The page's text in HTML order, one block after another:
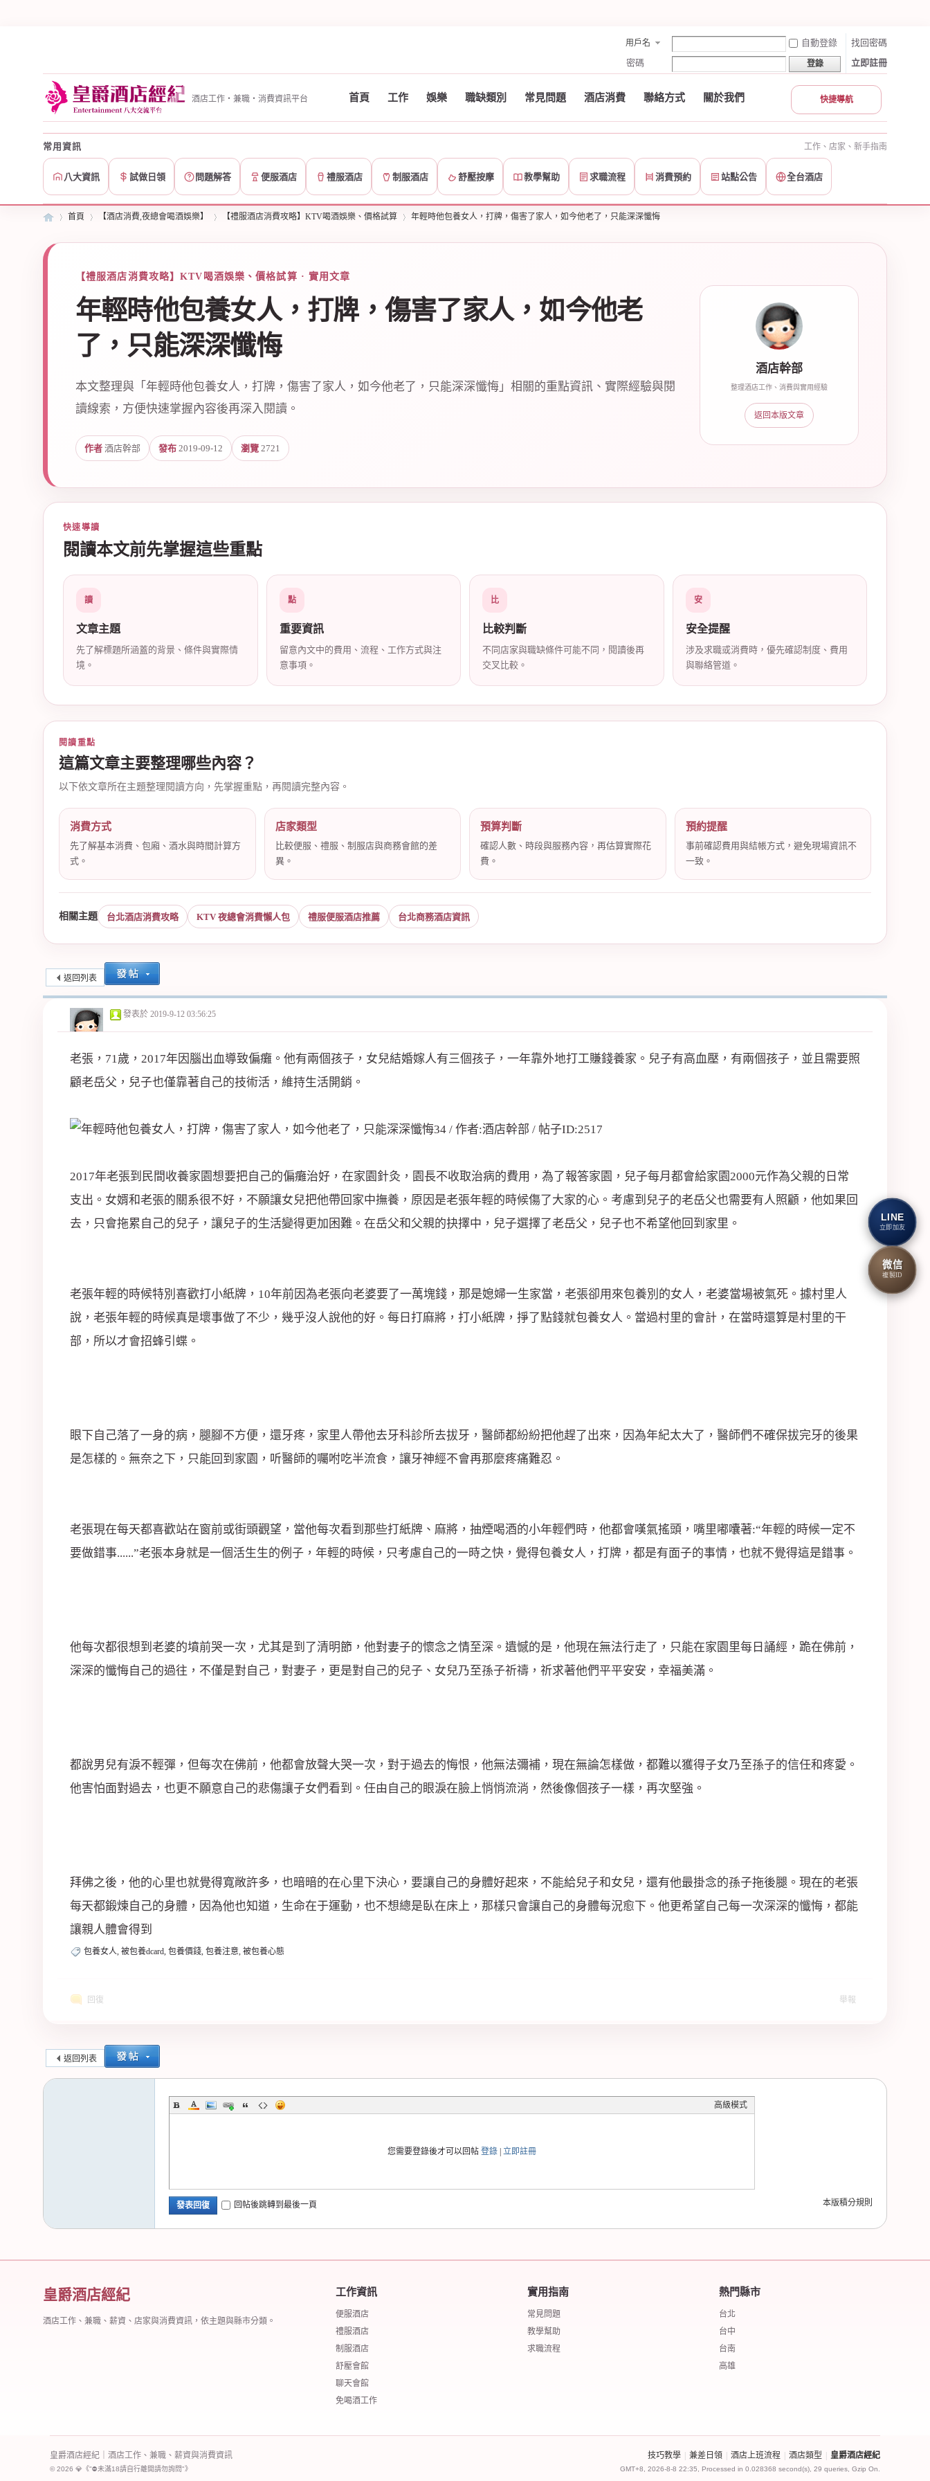
用戶名 自動登錄
找回密碼
密碼
登錄 立即註冊
酒店工作・兼職・消費資訊平台 首頁 工作 娛樂 職缺類別 常見問題 酒店消費 聯絡方式 關於我們 快捷導航
常用資訊 工作、店家、新手指南
八大資訊 試做日領 問題解答 便服酒店 禮服酒店 制服酒店 舒壓按摩 教學幫助 求職流程 消費預約 站點公告 全台酒店
店
紀
首頁
›
【酒店消費,夜總會喝酒娛樂】
›
【禮服酒店消費攻略】KTV喝酒娛樂、價格試算 年輕時他包養女人，打牌，傷害了家人，如今他老了，只能深深懺悔
【禮服酒店消費攻略】KTV喝酒娛樂、價格試算 · 實用文章
年輕時他包養女人，打牌，傷害了家人，如今他老
了，只能深深懺悔
本文整理與「年輕時他包養女人，打牌，傷害了家人，如今他老了，只能深深懺悔」相關的重點資訊、實際經驗與閱
讀線索，方便快速掌握內容後再深入閱讀。
作者 酒店幹部 發布 2019-09-12 瀏覽 2721
酒店幹部
整理酒店工作、消費與實用經驗
返回本版文章
快速導讀
閱讀本文前先掌握這些重點
讀
文章主題
先了解標題所涵蓋的背景、條件與實際情
境。
點
重要資訊
留意內文中的費用、流程、工作方式與注
意事項。
比
比較判斷
不同店家與職缺條件可能不同，閱讀後再
交叉比較。
安
安全提醒
涉及求職或消費時，優先確認制度、費用
與聯絡管道。
閱讀重點
這篇文章主要整理哪些內容？
以下依文章所在主題整理閱讀方向，先掌握重點，再閱讀完整內容。
消費方式
先了解基本消費、包廂、酒水與時間計算方
式。
店家類型
比較便服、禮服、制服店與商務會館的差
異。
預算判斷
確認人數、時段與服務內容，再估算實際花
費。
預約提醒
事前確認費用與結帳方式，避免現場資訊不
一致。
相關主題 台北酒店消費攻略 KTV 夜總會消費懶人包 禮服便服酒店推薦 台北商務酒店資訊
返回列表
發表於 2019-9-12 03:56:25
老張，71歲，2017年因腦出血導致偏癱。他有兩個孩子，女兒結婚嫁人有三個孩子，一年靠外地打工賺錢養家。兒子有高血壓，有兩個孩子，並且需要照
顧老岳父，兒子也僅靠著自己的技術活，維持生活開銷。
2017年老張到民間收養家園想要把自己的偏癱治好，在家園針灸，園長不收取治病的費用，為了報答家園，兒子每月都會給家園2000元作為父親的日常
支出。女婿和老張的關系很不好，不願讓女兒把他帶回家中撫養，原因是老張年輕的時候傷了大家的心。考慮到兒子的老岳父也需要有人照顧，他如果回
去，只會拖累自己的兒子，讓兒子的生活變得更加困難。在岳父和父親的抉擇中，兒子選擇了老岳父，兒子也不希望他回到家里。
老張年輕的時候特別喜歡打小紙牌，10年前因為老張向老婆要了一萬塊錢，那是媳婦一生家當，老張卻用來包養別的女人，老婆當場被氣死。據村里人
說，老張年輕的時候真是壞事做了不少，幾乎沒人說他的好。每日打麻將，打小紙牌，掙了點錢就包養女人。當過村里的會計，在當時還算是村里的干
部，所以才會招蜂引蝶。
眼下自己落了一身的病，腿腳不方便，還牙疼，家里人帶他去牙科診所去拔牙，醫師都紛紛把他趕了出來，因為年紀太大了，醫師們不確保拔完牙的後果
是怎樣的。無奈之下，只能回到家園，听醫師的囑咐吃半流食，讓牙神經不會再那麼疼痛難忍。
老張現在每天都喜歡站在窗前或街頭觀望，當他每次看到那些打紙牌、麻將，抽煙喝酒的小年輕們時，他都會嘆氣搖頭，嘴里嘟囔著:“年輕的時候一定不
要做錯事......”老張本身就是一個活生生的例子，年輕的時候，只考慮自己的一時之快，覺得包養女人，打牌，都是有面子的事情，也就不覺得這是錯事。
他每次都很想到老婆的墳前哭一次，尤其是到了清明節，他對妻子的懷念之情至深。遺憾的是，他現在無法行走了，只能在家園里每日誦經，跪在佛前，
深深的懺悔自己的過往，不僅是對自己，對妻子，更是對自己的兒子、女兒乃至孫子祈禱，祈求著他們平平安安，幸福美滿。
都說男兒有淚不輕彈，但每次在佛前，他都會放聲大哭一次，對于過去的悔恨，他無法彌補，現在無論怎樣做，都難以獲得子女乃至孫子的信任和疼愛。
他害怕面對過去，也更不願意自己的悲傷讓子女們看到。任由自己的眼淚在臉上悄悄流淌，然後像個孩子一樣，再次堅強。
拜佛之後，他的心里也就覺得寬敞許多，也暗暗的在心里下決心，要讓自己的身體好起來，不能給兒子和女兒，還有他最掛念的孫子拖後腿。現在的老張
每天都鍛煉自己的身體，因為他也知道，生命在于運動，也不想總是臥在床上，那樣只會讓自己的身體每況愈下。他更希望自己每一次深深的懺悔，都能
讓親人體會得到
包養女人, 被包養dcard, 包養價錢, 包養注意, 被包養心態
回復 舉報
返回列表
高級模式
您需要登錄後才可以回帖 登錄 立即註冊
本版積分規則
發表回復 回帖後跳轉到最後一頁
皇爵酒店經紀
酒店工作、兼職、薪資、店家與消費資訊，依主題與縣市分類。
工作資訊
便服酒店
禮服酒店
制服酒店
舒壓會館
聊天會館
免喝酒工作
實用指南
常見問題
教學幫助
求職流程
熱門縣市
台北
台中
台南
高雄
技巧教學 兼差日領 酒店上班流程 酒店類型 皇爵酒店經紀
GMT+8, 2026-8-8 22:35 , Processed in 0.028368 second(s), 29 queries, Gzip On.
皇爵酒店經紀｜酒店工作、兼職、薪資與消費資訊
© 2026 💎《"⛔️未滿18請自行離開請勿詢問"》
LINE
立即加友
微信
複製ID